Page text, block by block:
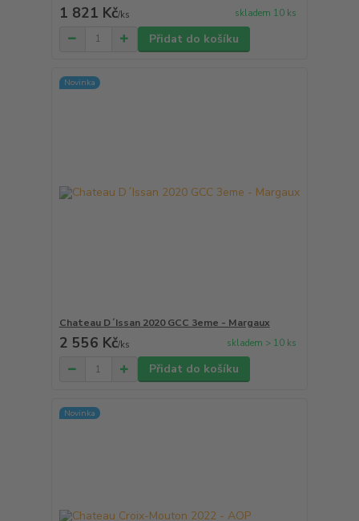
1 821 Kč/ks skladem 10 ks
Přidat do košíku
Novinka
Chateau D´Issan 2020 GCC 3eme - Margaux
2 556 Kč/ks skladem > 10 ks
Přidat do košíku
Novinka